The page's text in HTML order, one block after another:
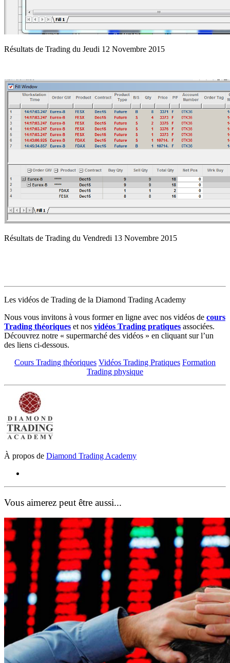
Résultats de Trading du Jeudi 12 Novembre 2015
Résultats de Trading du Vendredi 13 Novembre 2015
Les vidéos de Trading de la Diamond Trading Academy
Nous vous invitons à vous former en ligne avec nos vidéos de cours
Trading théoriques et nos vidéos Trading pratiques associées.
Découvrez notre « supermarché des vidéos » en cliquant sur l’un
des liens ci-dessous.
Cours Trading théoriques Vidéos Trading Pratiques Formation
Trading physique
À propos de Diamond Trading Academy
Vous aimerez peut être aussi...